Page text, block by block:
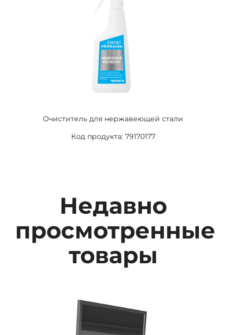
Очиститель для нержавеющей стали
Код продукта: 79170177
Недавно
просмотренные
товары